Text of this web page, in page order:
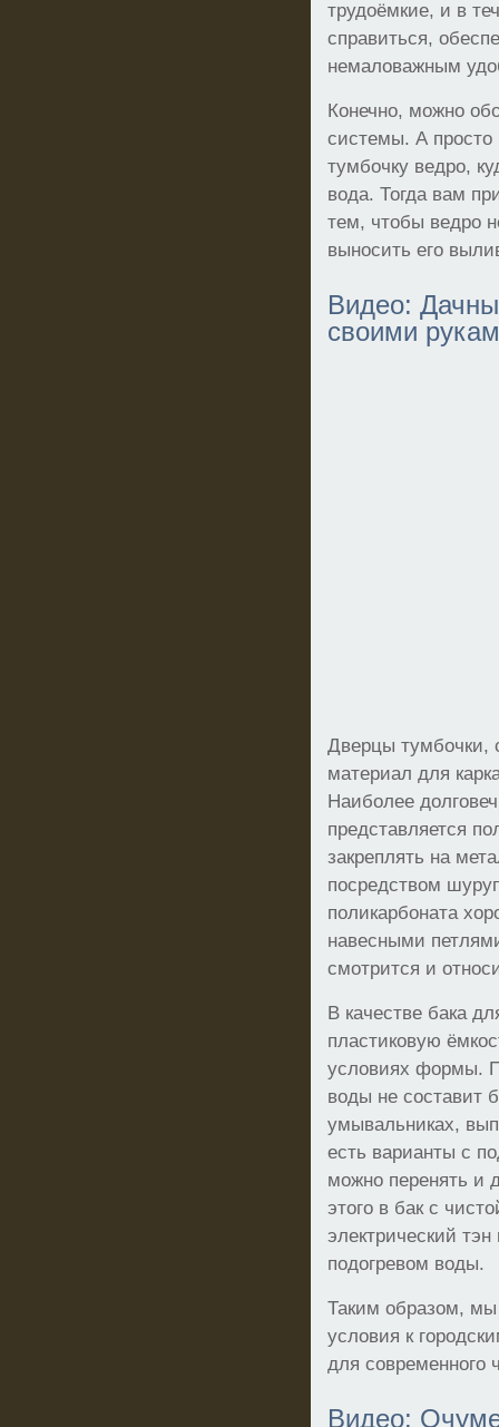
трудоёмкие, и в
справиться,
немаловажным
Конечно, можно
системы. А просто
тумбочку ведро,
вода. Тогда вам
тем, чтобы ведро
выносить его
Видео:
своими
Дверцы тумбочки,
материал для
Наиболее
представляется
закреплять на
посредством
поликарбоната
навесными
смотрится и
В качестве бака
пластиковую
условиях формы.
воды не составит
умывальниках,
есть варианты с
можно перенять и
этого в бак с
электрический
подогревом воды.
Таким образом,
условия к
для современного
Видео: